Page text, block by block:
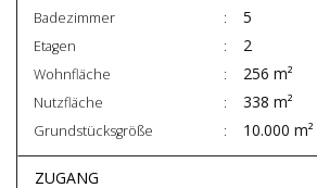
Badezimmer 5
Etagen 2
Wohnfläche 256 m²
Nutzfläche 338 m²
Grundstücksgröße 10.000 m²
ZUGANG